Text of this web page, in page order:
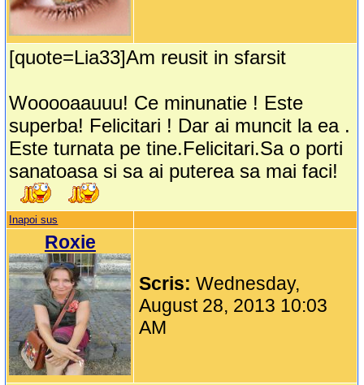
[quote=Lia33]Am reusit in sfarsit
Wooooaauuu! Ce minunatie ! Este
superba! Felicitari ! Dar ai muncit la ea .
Este turnata pe tine.Felicitari.Sa o porti
sanatoasa si sa ai puterea sa mai faci!
Inapoi sus
Roxie
Scris:Wednesday,
August 28, 2013 10:03
AM